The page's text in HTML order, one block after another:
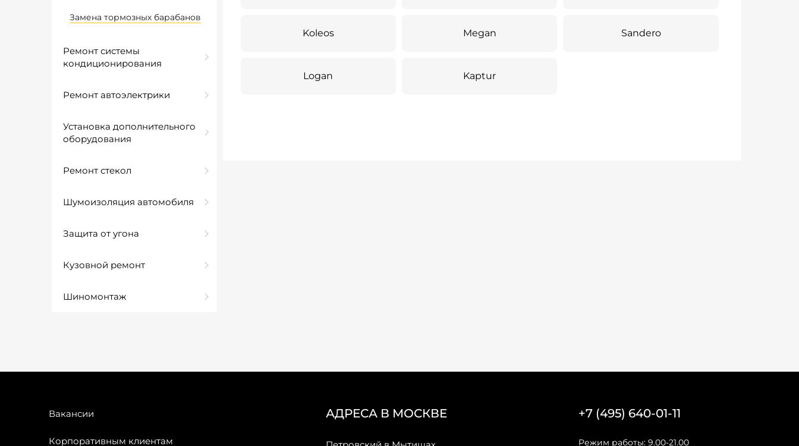
Замена тормозных барабанов
Ремонт системы
кондиционирования
Ремонт автоэлектрики
Установка дополнительного
оборудования
Ремонт стекол
Шумоизоляция автомобиля
Защита от угона
Кузовной ремонт
Шиномонтаж
Koleos Megan Sandero
Logan Kaptur
Вакансии
Корпоративным клиентам
АДРЕСА В МОСКВЕ +7 (495) 640-01-11
Режим работы: 9.00-21.00